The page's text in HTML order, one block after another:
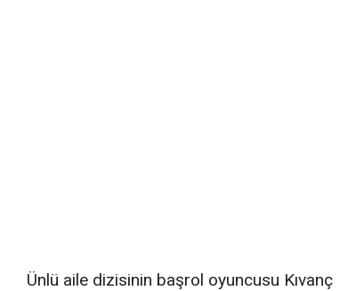
Ünlü aile dizisinin başrol oyuncusu Kıvanç